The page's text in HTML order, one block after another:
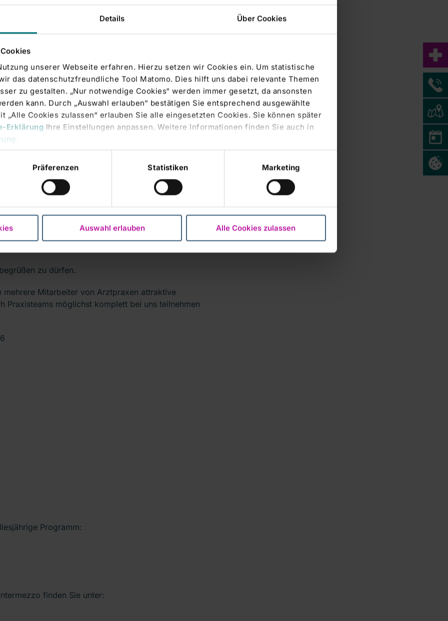
Details Über Cookies
unserer Webseite erfahren. Hierzu setzen wir Cookies ein. Um statistische
das datenschutzfreundliche Tool Matomo. Dies hilft uns dabei relevante Themen
zu gestalten. „Nur notwendige Cookies“ werden immer gesetzt, da ansonsten
kann. Durch „Auswahl erlauben“ bestätigen Sie entsprechend ausgewählte
„Alle Cookies zulassen“ erlauben Sie alle eingesetzten Cookies. Sie können später
Erklärung Ihre Einstellungen anpassen. Weitere Informationen finden Sie auch in
Präferenzen Statistiken Marketing
Auswahl erlauben Alle Cookies zulassen
Ambulantisierung, Telemedizin und Netzwerke eine
und sozioökonomischen
auch mit Workshops eine interaktive Teilnahme
nur vernetzt begegnet werden kann, ist
Programm möglichst viele Partner bei der
Diskussion zu bringen.
wieder ein, neben diesen medizinischen
Zukunft fränkischer Weine widmen, wobei das Weingut
Cellisten Deutschlands, Herrn Johannes Raab, in den
und dabei Ihnen die Möglichkeit geben, ein
Ausklang und gemeinsamen „get-together“ in
kulinarisch aber auch „musisch“ in gute Stimmung
zu dürfen.
Mitarbeiter von Arztpraxen attraktive
Praxisteams möglichst komplett bei uns teilnehmen
Programm:
finden Sie unter: